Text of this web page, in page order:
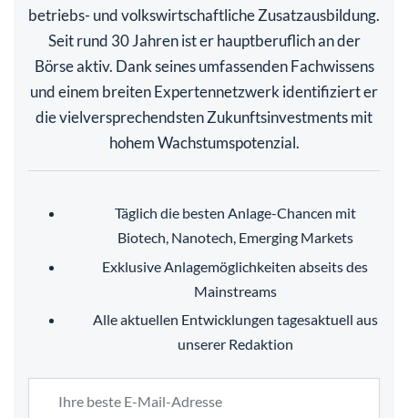
betriebs- und volkswirtschaftliche Zusatzausbildung.
Seit rund 30 Jahren ist er hauptberuflich an der
Börse aktiv. Dank seines umfassenden Fachwissens
und einem breiten Expertennetzwerk identifiziert er
die vielversprechendsten Zukunftsinvestments mit
hohem Wachstumspotenzial.
Täglich die besten Anlage-Chancen mit
Biotech, Nanotech, Emerging Markets
Exklusive Anlagemöglichkeiten abseits des
Mainstreams
Alle aktuellen Entwicklungen tagesaktuell aus
unserer Redaktion